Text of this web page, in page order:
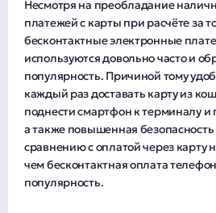
Несмотря на преобладание
платежей с карты при расчёте за
бесконтактные электронные
используются довольно часто и
популярность. Причиной тому
каждый раз доставать карту из
поднести смартфон к терминалу и
а также повышенная
сравнению с оплатой через карту
чем бесконтактная оплата
популярность.